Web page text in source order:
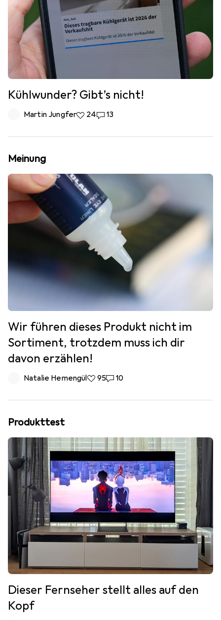
Kühlwunder? Gibt’s nicht!
Martin Jungfer24 Likes
2413 Kommentare
13
Meinung
Wir führen dieses Produkt nicht im
Sortiment, trotzdem muss ich dir
davon erzählen!
Natalie Hemengül95 Likes
9510 Kommentare
10
Produkttest
Dieser Fernseher stellt alles auf den
Kopf